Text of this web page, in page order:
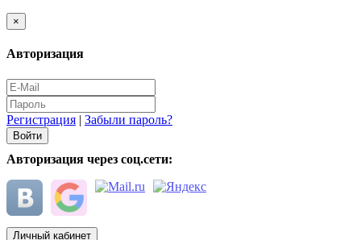
×
Авторизация
Регистрация | Забыли пароль?
Авторизация через соц.сети:
Личный кабинет